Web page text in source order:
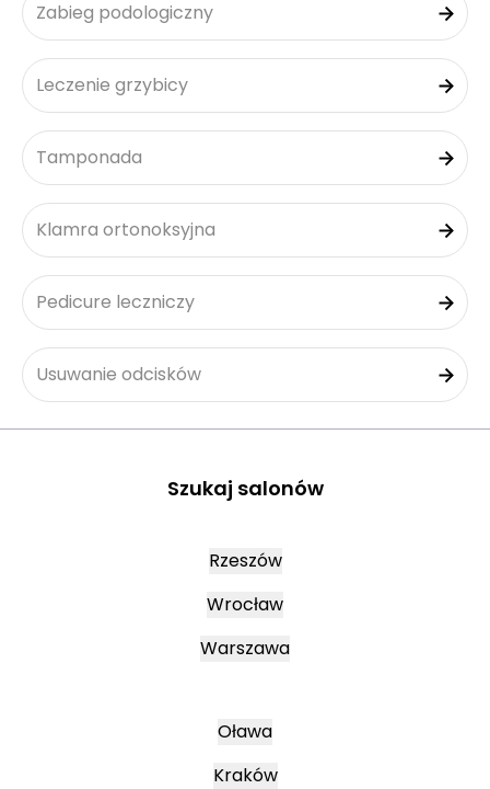
Zabieg podologiczny
Leczenie grzybicy
Tamponada
Klamra ortonoksyjna
Pedicure leczniczy
Usuwanie odcisków
Szukaj salonów
Rzeszów
Wrocław
Warszawa
Oława
Kraków